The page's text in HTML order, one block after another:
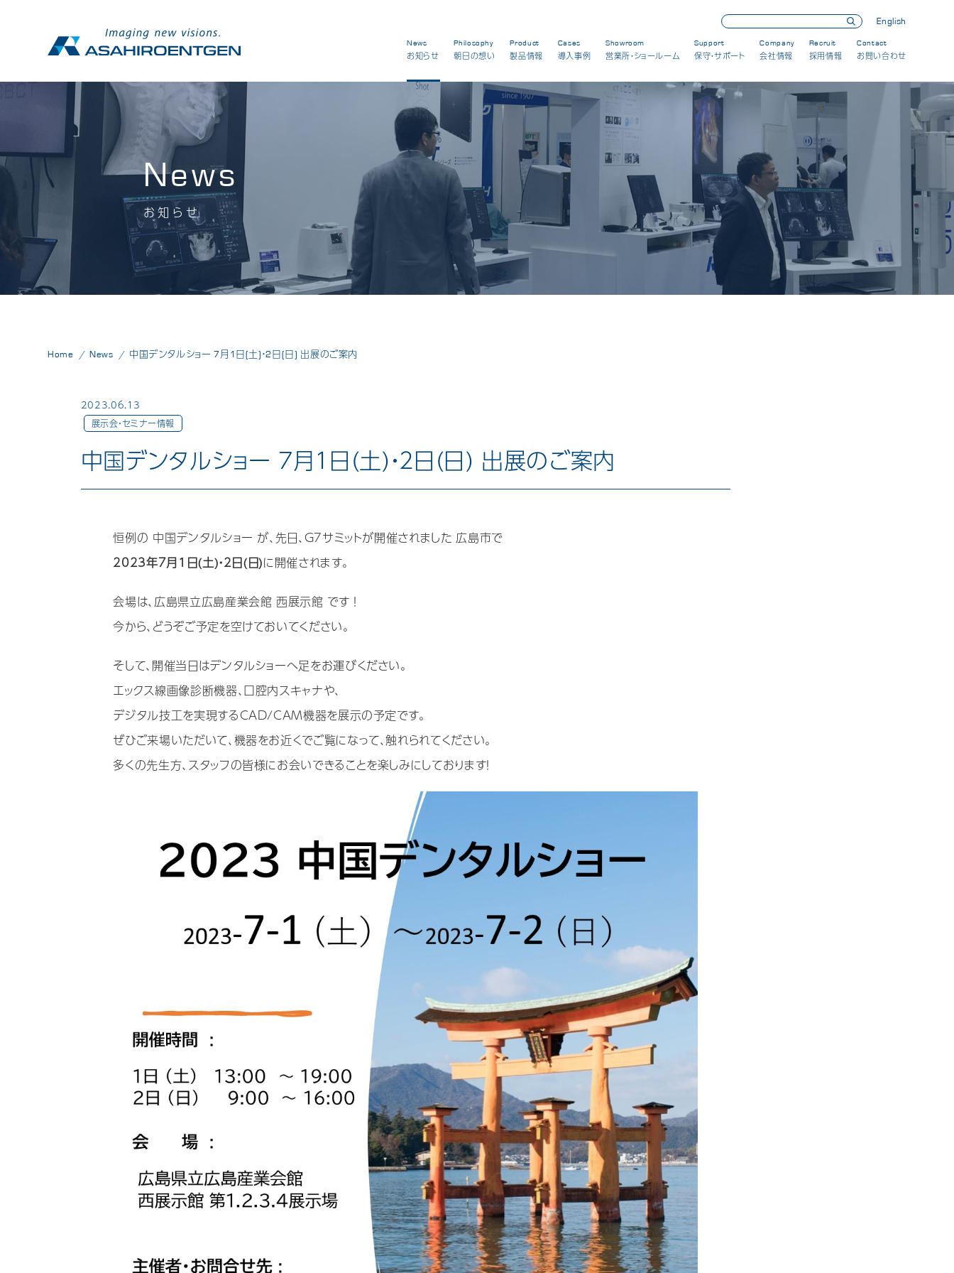
English
News
お知らせ
Philosophy
朝日の想い
Product
製品情報
Cases
導入事例
Showroom
営業所・ショールーム
Support
保守・サポート
Company
会社情報
Recruit
採用情報
Contact
お問い合わせ
News
お知らせ
Home News 中国デンタルショー 7月1日(土)・2日(日) 出展のご案内
2023.06.13
展示会・セミナー情報
中国デンタルショー 7月1日(土)・2日(日) 出展のご案内
恒例の 中国デンタルショー が、先日、G7サミットが開催されました 広島市で
2023年7月1日(土)・2日(日)に開催されます。
会場は、広島県立広島産業会館 西展示館 です ！
今から、どうぞご予定を空けておいてください。
そして、開催当日はデンタルショーへ足をお運びください。
エックス線画像診断機器、口腔内スキャナや、
デジタル技工を実現するCAD/CAM機器を展示の予定です。
ぜひご来場いただいて、機器をお近くでご覧になって、触れられてください。
多くの先生方、スタッフの皆様にお会いできることを楽しみにしております！
展示会・セミナー情報
製品情報
新製品
保守・メンテナンス
会社情報